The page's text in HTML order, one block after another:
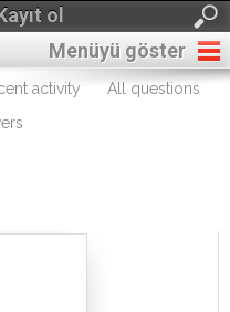
ol
Menüyü göster
activity
All questions